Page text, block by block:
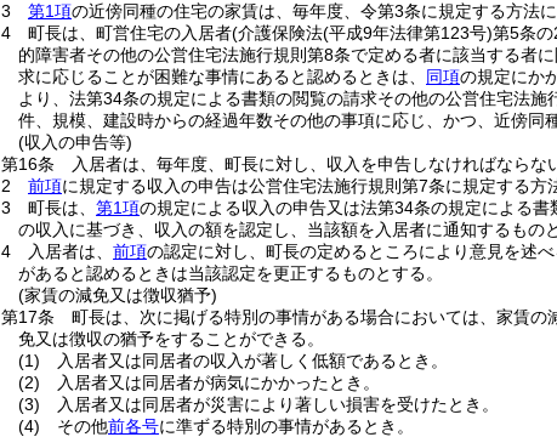
3
第1項の近傍同種の住宅の家賃は、毎年度、令第3条に規定する方法
4
町長は、町営住宅の入居者(介護保険法(平成9年法律第123号)第5条
的障害者その他の公営住宅法施行規則第8条で定める者に該当する者
求に応じることが困難な事情にあると認めるときは、 同項の規定にか
より、法第34条の規定による書類の閲覧の請求その他の公営住宅法
件、規模、建設時からの経過年数その他の事項に応じ、かつ、近傍同
(収入の申告等)
第16条
入居者は、毎年度、町長に対し、収入を申告しなければならな
2
前項に規定する収入の申告は公営住宅法施行規則第7条に規定する方
3
町長は、 第1項の規定による収入の申告又は法第34条の規定による
の収入に基づき、収入の額を認定し、当該額を入居者に通知するものと
4
入居者は、 前項の認定に対し、町長の定めるところにより意見を述べ
があると認めるときは当該認定を更正するものとする。
(家賃の減免又は徴収猶予)
第17条
町長は、次に掲げる特別の事情がある場合においては、家賃
免又は徴収の猶予をすることができる。
(1)
入居者又は同居者の収入が著しく低額であるとき。
(2)
入居者又は同居者が病気にかかったとき。
(3)
入居者又は同居者が災害により著しい損害を受けたとき。
(4)
その他前各号に準ずる特別の事情があるとき。